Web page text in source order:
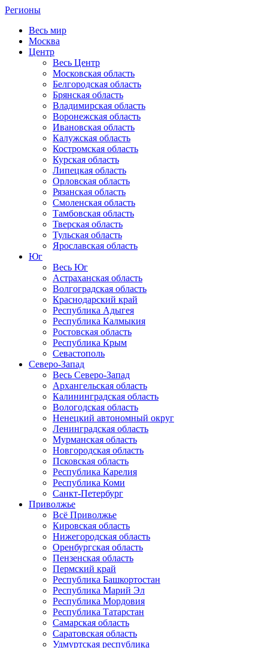
Регионы
Весь мир
Москва
Центр
Весь Центр
Московская область
Белгородская область
Брянская область
Владимирская область
Воронежская область
Ивановская область
Калужская область
Костромская область
Курская область
Липецкая область
Орловская область
Рязанская область
Смоленская область
Тамбовская область
Тверская область
Тульская область
Ярославская область
Юг
Весь Юг
Астраханская область
Волгоградская область
Краснодарский край
Республика Адыгея
Республика Калмыкия
Ростовская область
Республика Крым
Севастополь
Северо-Запад
Весь Северо-Запад
Архангельская область
Калининградская область
Вологодская область
Ненецкий автономный округ
Ленинградская область
Мурманская область
Новгородская область
Псковская область
Республика Карелия
Республика Коми
Санкт-Петербург
Приволжье
Всё Приволжье
Кировская область
Нижегородская область
Оренбургская область
Пензенская область
Пермский край
Республика Башкортостан
Республика Марий Эл
Республика Мордовия
Республика Татарстан
Самарская область
Саратовская область
Удмуртская республика